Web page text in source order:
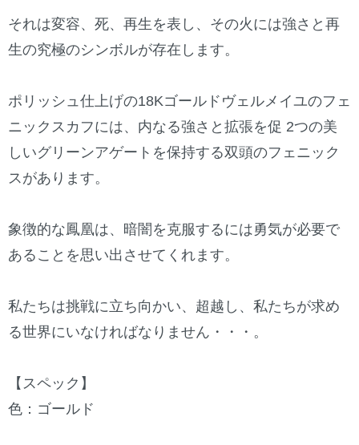
それは変容、死、再生を表し、その火には強さと再
生の究極のシンボルが存在します。
ポリッシュ仕上げの18Kゴールドヴェルメイユのフェ
ニックスカフには、内なる強さと拡張を促 2つの美
しいグリーンアゲートを保持する双頭のフェニック
スがあります。
象徴的な鳳凰は、暗闇を克服するには勇気が必要で
あることを思い出させてくれます。
私たちは挑戦に立ち向かい、超越し、私たちが求め
る世界にいなければなりません・・・。
【スペック】
色：ゴールド